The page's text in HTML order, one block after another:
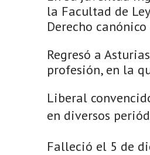
la Facultad de
Derecho
Regresó a
profesión, en la
Liberal
en diversos
Falleció el 5 de